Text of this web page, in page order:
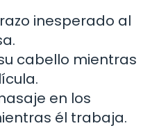
inesperado al
cabello mientras
en los
él trabaja.